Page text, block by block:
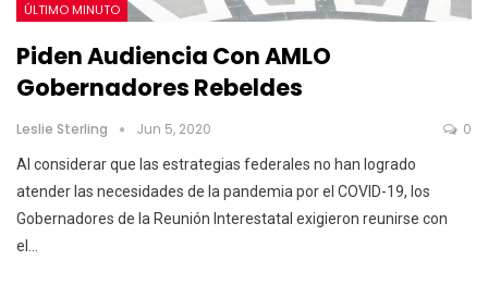
ÚLTIMO MINUTO
Piden Audiencia Con AMLO
Gobernadores Rebeldes
Leslie Sterling Jun 5, 2020 0
Al considerar que las estrategias federales no han logrado
atender las necesidades de la pandemia por el COVID-19, los
Gobernadores de la Reunión Interestatal exigieron reunirse con
el…